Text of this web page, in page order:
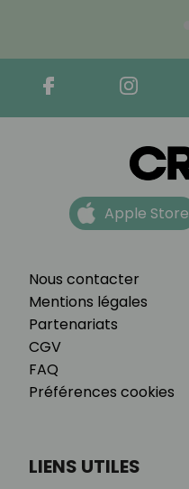
Nous contacter
Mentions légales
Partenariats
CGV
FAQ
Préférences cookies
Apple Store
LIENS UTILES